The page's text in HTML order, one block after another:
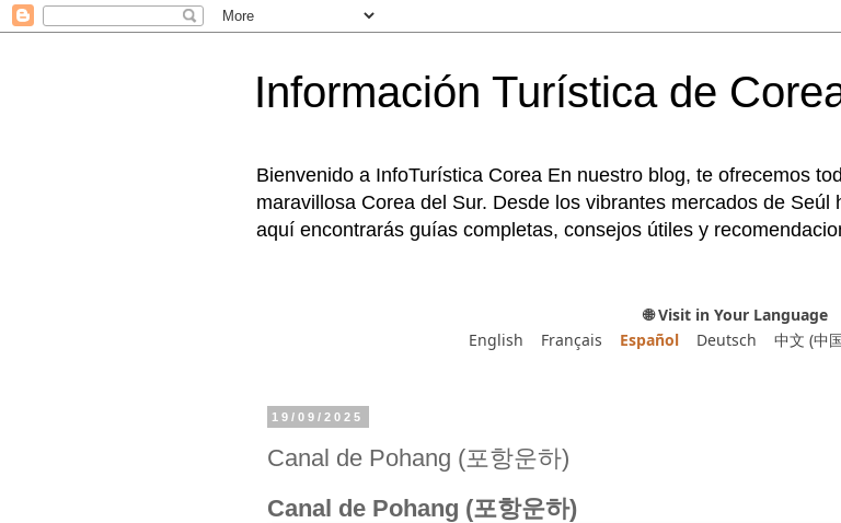
Información Turística de
Bienvenido a InfoTurística Corea En nuestro blog, te ofrecemos
maravillosa Corea del Sur. Desde los vibrantes mercados de
aquí encontrarás guías completas, consejos útiles y
🌐 Visit in Your Language
English
Français Español Deutsch 中文 (中
19/09/2025
Canal de Pohang (포항운하)
Canal de Pohang (포항운하)